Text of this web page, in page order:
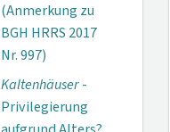
(Anmerkung zu
BGH HRRS 2017
Nr. 997)
Kaltenhäuser-
Privi­legierung